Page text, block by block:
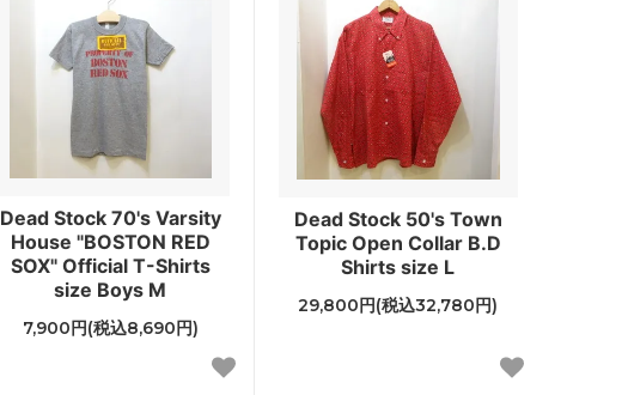
Dead Stock 70's Varsity
House "BOSTON RED
SOX" Official T-Shirts
size Boys M
7,900円(税込8,690円)
Dead Stock 50's Town
Topic Open Collar B.D
Shirts size L
29,800円(税込32,780円)